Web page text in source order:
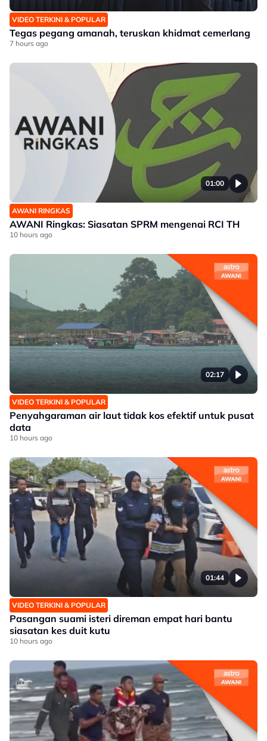
VIDEO TERKINI & POPULAR
Tegas pegang amanah, teruskan khidmat cemerlang
7 hours ago
01:00
AWANI RINGKAS
AWANI Ringkas: Siasatan SPRM mengenai RCI TH
10 hours ago
02:17
VIDEO TERKINI & POPULAR
Penyahgaraman air laut tidak kos efektif untuk pusat
data
10 hours ago
01:44
VIDEO TERKINI & POPULAR
Pasangan suami isteri direman empat hari bantu
siasatan kes duit kutu
10 hours ago